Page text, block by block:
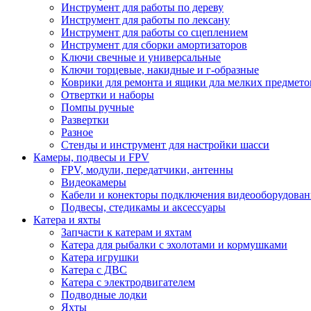
Инструмент для работы по дереву
Инструмент для работы по лексану
Инструмент для работы со сцеплением
Инструмент для сборки амортизаторов
Ключи свечные и универсальные
Ключи торцевые, накидные и г-образные
Коврики для ремонта и ящики дла мелких
Отвертки и наборы
Помпы ручные
Развертки
Разное
Стенды и инструмент для настройки шасси
Камеры, подвесы и FPV
FPV, модули, передатчики, антенны
Видеокамеры
Кабели и конекторы подключения
Подвесы, стедикамы и аксессуары
Катера и яхты
Запчасти к катерам и яхтам
Катера для рыбалки с эхолотами и кормушками
Катера игрушки
Катера с ДВС
Катера с электродвигателем
Подводные лодки
Яхты